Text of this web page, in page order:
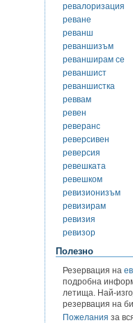
ревалоризация
реване
реванш
реваншизъм
реванширам се
реваншист
реваншистка
реввам
ревен
реверанс
реверсивен
реверсия
ревешката
ревешком
ревизионизъм
ревизирам
ревизия
ревизор
Полезно
Резервация на
подробна
летища. Най-
резервация на
Пожелания за